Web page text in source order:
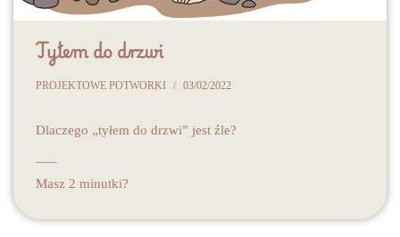
Tyłem do drzwi
PROJEKTOWE POTWORKI 03/02/2022
Dlaczego „tyłem do drzwi” jest źle?
Masz 2 minutki?